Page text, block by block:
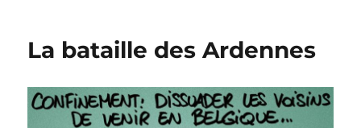
La bataille des Ardennes